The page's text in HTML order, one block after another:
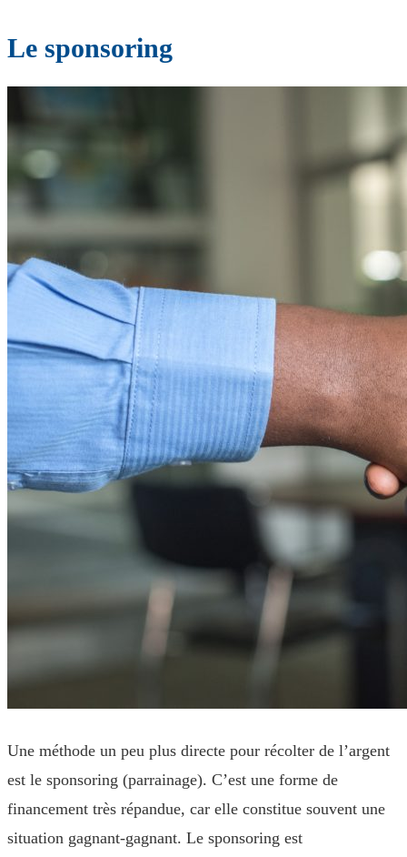
Le sponsoring
Une méthode un peu plus directe pour récolter de l’argent
est le sponsoring (parrainage). C’est une forme de
financement très répandue, car elle constitue souvent une
situation gagnant-gagnant. Le sponsoring est